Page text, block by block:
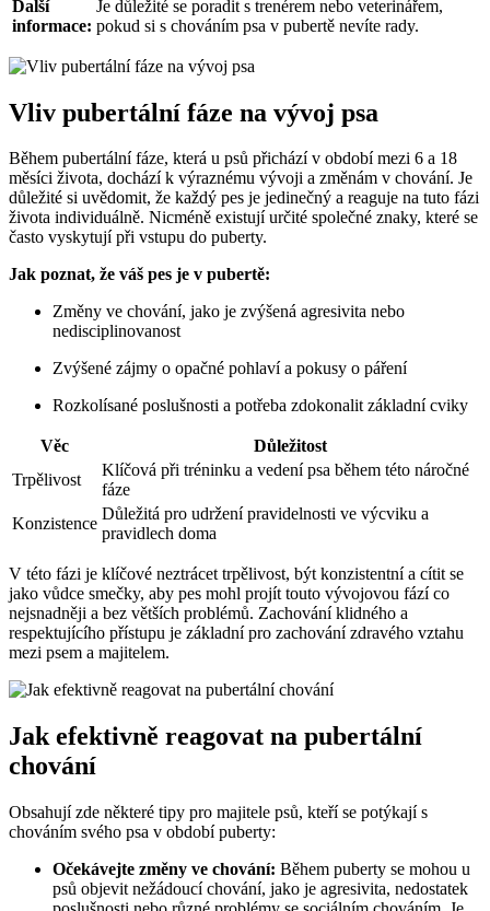
Další
informace:
Je důležité se poradit s trenérem nebo veterinářem,
pokud si s chováním psa v pubertě nevíte rady.
Vliv pubertální fáze na vývoj psa
Během pubertální fáze, která u psů přichází v období mezi 6 a 18
měsíci života, dochází k výraznému vývoji a změnám v chování. Je
důležité si uvědomit, že každý pes je jedinečný a reaguje na tuto fázi
života individuálně. Nicméně existují určité společné znaky, které se
často vyskytují při vstupu do puberty.
Jak poznat, že váš pes je v pubertě:
Změny ve chování, jako je zvýšená agresivita nebo
nedisciplinovanost
Zvýšené zájmy o opačné pohlaví a pokusy o páření
Rozkolísané poslušnosti a potřeba zdokonalit základní cviky
Věc
Důležitost
Trpělivost
Klíčová při tréninku a vedení psa během této náročné
fáze
Konzistence
Důležitá pro udržení pravidelnosti ve výcviku a
pravidlech doma
V této fázi je klíčové neztrácet trpělivost, být konzistentní a cítit se
jako vůdce smečky, aby pes mohl projít touto vývojovou fází co
nejsnadněji a bez větších problémů. Zachování klidného a
respektujícího přístupu je základní pro zachování zdravého vztahu
mezi psem a majitelem.
Jak efektivně reagovat na pubertální
chování
Obsahují zde některé tipy pro majitele psů, kteří se potýkají s
chováním svého psa v období puberty:
Očekávejte změny ve chování: Během puberty se mohou u
psů objevit nežádoucí chování, jako je agresivita, nedostatek